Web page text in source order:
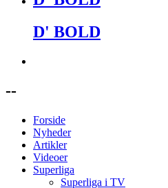
D' BOLD
--
Forside
Nyheder
Artikler
Videoer
Superliga
Superliga i TV